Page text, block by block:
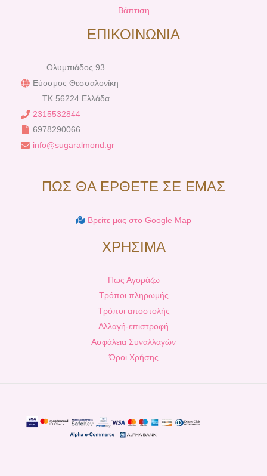
Βάπτιση
ΕΠΙΚΟΙΝΩΝΙΑ
Ολυμπιάδος 93
Εύοσμος Θεσσαλονίκη
TK 56224 Ελλάδα
2315532844
6978290066
info@sugaralmond.gr
ΠΩΣ ΘΑ ΕΡΘΕΤΕ ΣΕ ΕΜΑΣ
Βρείτε μας στο Google Map
ΧΡΗΣΙΜΑ
Πως Αγοράζω
Τρόποι πληρωμής
Τρόποι αποστολής
Αλλαγή-επιστροφή
Ασφάλεια Συναλλαγών
Όροι Χρήσης